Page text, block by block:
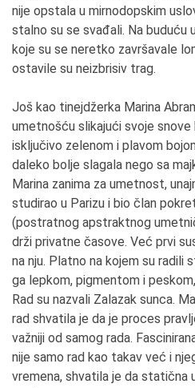
nije opstala u mirnodopskim
stalno su se svađali. Na buduću
koje su se neretko završavale
ostavile su neizbrisiv trag.
Još kao tinejdžerka Marina
umetnošću slikajući svoje
isključivo zelenom i plavom
daleko bolje slagala nego sa
Marina zanima za umetnost,
studirao u Parizu i bio član
(postratnog apstraktnog
drži privatne časove. Već prvi
na nju. Platno na kojem su radili
ga lepkom, pigmentom i
Rad su nazvali Zalazak sunca.
rad shvatila je da je proces
važniji od samog rada.
nije samo rad kao takav već i
vremena, shvatila je da statična